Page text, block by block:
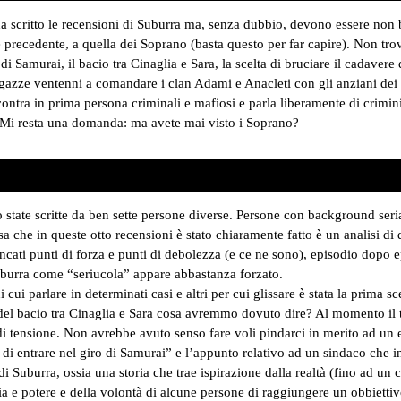
le recensioni di Suburra ma, senza dubbio, devono essere non
a quella dei Soprano (basta questo per far capire). Non
Samurai, il bacio tra Cinaglia e Sara, la scelta di bruciare il
ventenni a comandare i clan Adami e Anacleti con gli anziani
in prima persona criminali e mafiosi e parla liberamente di
resta una domanda: ma avete mai visto i Soprano?
scritte da ben sette persone diverse. Persone con background
che in queste otto recensioni è stato chiaramente fatto è un analisi
punti di forza e punti di debolezza (e ce ne sono), episodio dopo
come “seriucola” appare abbastanza forzato.
parlare in determinati casi e altri per cui glissare è stata la prima
bacio tra Cinaglia e Sara cosa avremmo dovuto dire? Al momento
tensione. Non avrebbe avuto senso fare voli pindarci in merito ad un
entrare nel giro di Samurai” e l’appunto relativo ad un sindaco
Suburra, ossia una storia che trae ispirazione dalla realtà (fino ad un
e potere e della volontà di alcune persone di raggiungere un